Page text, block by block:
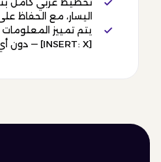
اليسار، مع الحفاظ
يتم تمييز
[INSERT: X] — دون أي افتراضات غير مُعلنة.